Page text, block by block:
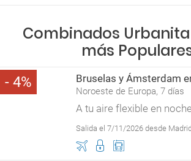
Combinados
más
4 Bruselas y Ámsterdam
Noroeste de Europa, 7 días
A tu aire flexible en
Salida el 7/11/2026 desde Madrid